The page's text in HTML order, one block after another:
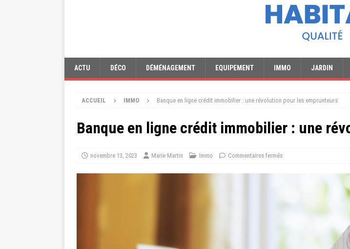
ACTU DÉCO DÉMÉNAGEMENT EQUIPEMENT IMMO JARDIN
ACCUEIL IMMO Banque en ligne crédit immobilier : une révolution pour les emprunteurs
Banque en ligne crédit immobilier : une
novembre 13, 2023 Marie Martin Immo Commentaires fermés